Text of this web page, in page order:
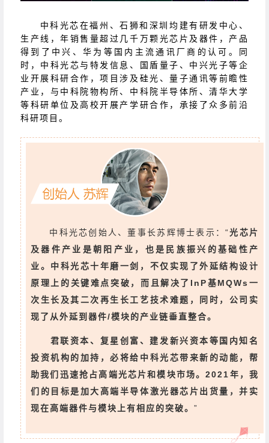
中科光芯在福州、石狮和深圳均建有研发中心、
生产线，年销售量超过几千万颗光芯片及器件，产品
得到了中兴、华为等国内主流通讯厂商的认可。同
时，中科光芯与特发信息、国盾量子、中兴光子等企
业开展科研合作，项目涉及硅光、量子通讯等前瞻性
产业，与中科院物构所、中科院半导体所、清华大学
等科研单位及高校开展产学研合作，承接了众多前沿
科研项目。
中科光芯创始人、董事长苏辉博士表示：“光芯片
及器件产业是朝阳产业，也是民族振兴的基础性产
业。 中科光芯十年磨一剑，不仅实现了外延结构设计
原理上的关键难点突破，而且解决了InP基MQWs一
次生长及其二次再生长工艺技术难题，同时，公司实
现了从外延到器件/模块的产业链垂直整合。
君联资本、复星创富、建发新兴资本等国内知名
投资机构的加持，必将给中科光芯带来新的动能，帮
助我们迅速抢占高端光芯片和模块市场。2021年，我
们的目标是加大高端半导体激光器芯片出货量，并实
现在高端器件与模块上有相应的突破。 ”